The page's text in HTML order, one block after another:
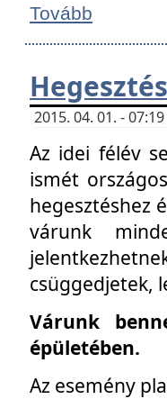
Tovább
2015. 04. 01. -
Az idei félév
ismét
hegesztéshez
várunk
csüggedjetek,
Várunk
épületében.
Az esemény